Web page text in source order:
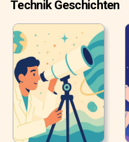
Technik Geschichten